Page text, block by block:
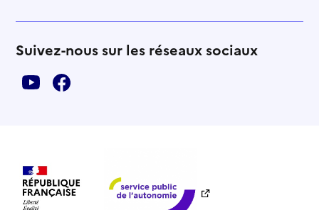
Suivez-nous sur les réseaux sociaux